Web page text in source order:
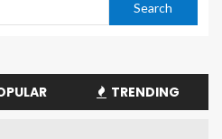
TRENDING